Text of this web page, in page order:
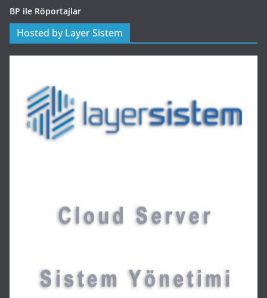
BP ile Röportajlar
Hosted by Layer Sistem